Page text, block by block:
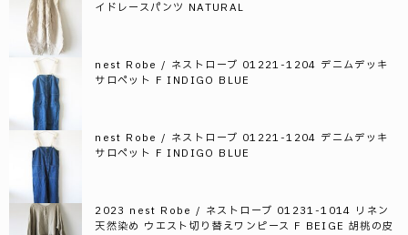
イドレースパンツ NATURAL
nest Robe / ネストローブ 01221-1204 デニムデッキ
サロペット F INDIGO BLUE
nest Robe / ネストローブ 01221-1204 デニムデッキ
サロペット F INDIGO BLUE
2023 nest Robe / ネストローブ 01231-1014 リネン
天然染め ウエスト切り替えワンピース F BEIGE 胡桃の皮